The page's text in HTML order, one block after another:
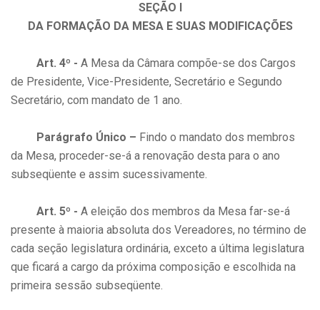
SEÇÃO I
DA FORMAÇÃO DA MESA E SUAS MODIFICAÇÕES
Art. 4º - A Mesa da Câmara compõe-se dos Cargos
de Presidente, Vice-Presidente, Secretário e Segundo
Secretário, com mandato de 1 ano.
Parágrafo Único – Findo o mandato dos membros
da Mesa, proceder-se-á a renovação desta para o ano
subseqüente e assim sucessivamente.
Art. 5º - A eleição dos membros da Mesa far-se-á
presente à maioria absoluta dos Vereadores, no término de
cada seção legislatura ordinária, exceto a última legislatura
que ficará a cargo da próxima composição e escolhida na
primeira sessão subseqüente.